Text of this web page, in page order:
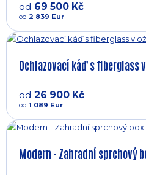
od 69 500 Kč
od 2 839 Eur
Ochlazovací káď s fiberglass
od 26 900 Kč
od 1 089 Eur
Modern - Zahradní sprchový